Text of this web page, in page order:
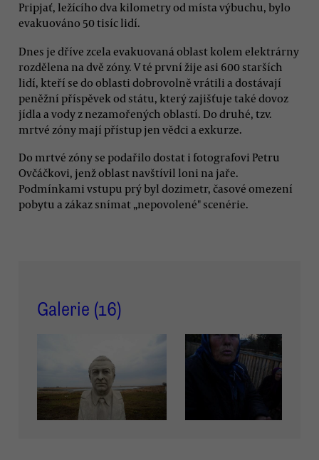
Pripjať, ležícího dva kilometry od místa výbuchu, bylo
evakuováno 50 tisíc lidí.
Dnes je dříve zcela evakuovaná oblast kolem elektrárny
rozdělena na dvě zóny. V té první žije asi 600 starších
lidí, kteří se do oblasti dobrovolně vrátili a dostávají
peněžní příspěvek od státu, který zajišťuje také dovoz
jídla a vody z nezamořených oblastí. Do druhé, tzv.
mrtvé zóny mají přístup jen vědci a exkurze.
Do mrtvé zóny se podařilo dostat i fotografovi Petru
Ovčáčkovi, jenž oblast navštívil loni na jaře.
Podmínkami vstupu prý byl dozimetr, časové omezení
pobytu a zákaz snímat „nepovolené" scenérie.
Galerie (16)